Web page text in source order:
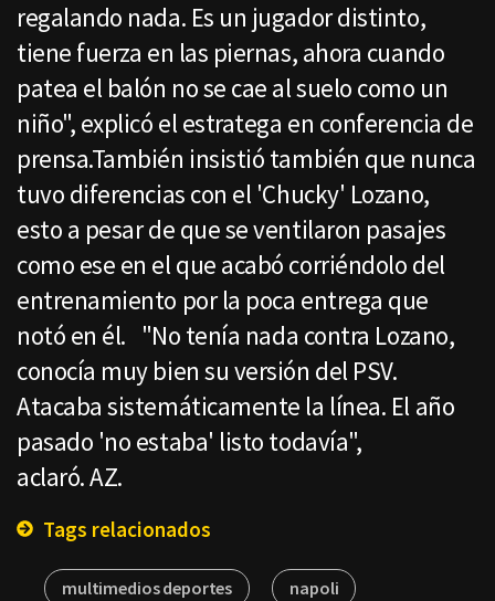
regalando nada. Es un jugador distinto,
tiene fuerza en las piernas, ahora cuando
patea el balón no se cae al suelo como un
niño", explicó el estratega en conferencia de
prensa.También insistió también que nunca
tuvo diferencias con el 'Chucky' Lozano,
esto a pesar de que se ventilaron pasajes
como ese en el que acabó corriéndolo del
entrenamiento por la poca entrega que
notó en él. "No tenía nada contra Lozano,
conocía muy bien su versión del PSV.
Atacaba sistemáticamente la línea. El año
pasado 'no estaba' listo todavía",
aclaró. AZ.
Tags relacionados
multimedios deportes napoli